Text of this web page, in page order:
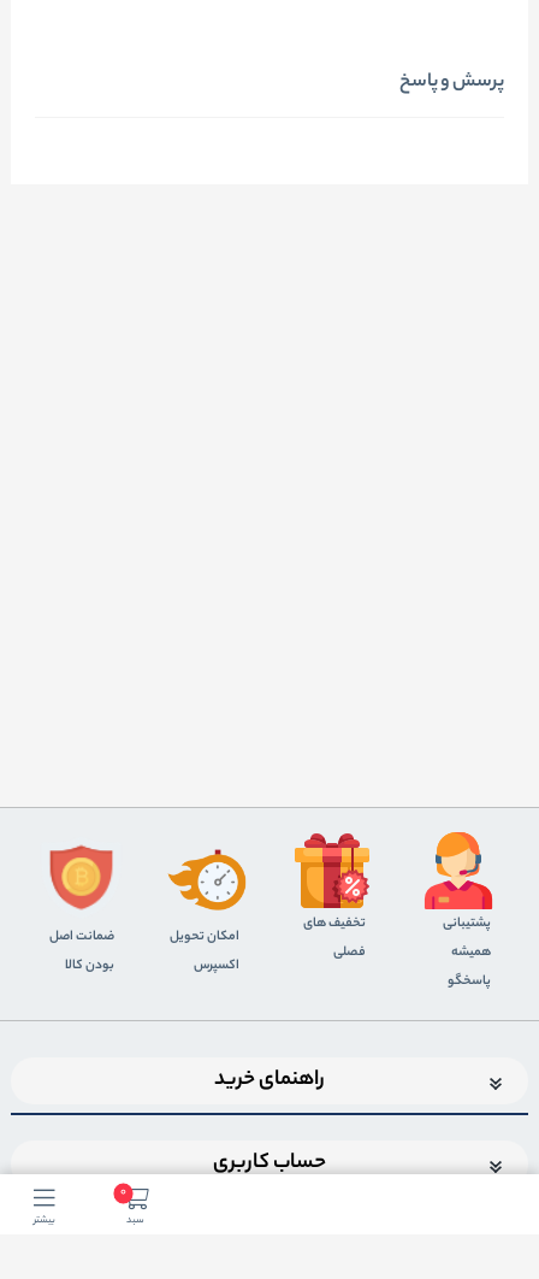
پرسش و پاسخ
0
سبد بیشتر
پشتیبانی
همیشه
پاسخگو
تخفیف های
فصلی
اﻣﮑﺎن ﺗﺤﻮﯾﻞ
اﮐﺴﭙﺮس
ضمانت اصل
بودن کالا
راهنمای خرید
حساب کاربری